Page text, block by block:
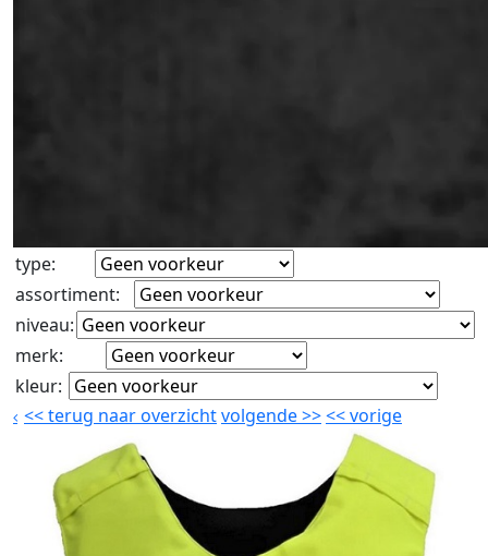
type:
assortiment:
niveau:
merk:
kleur:
<<terug naar overzichtvolgende>><<vorige